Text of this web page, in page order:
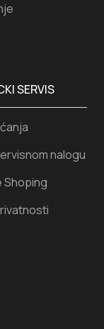
SERVIS
nalogu
Shoping